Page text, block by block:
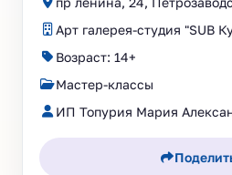
Арт галерея-студия "SUB
Возраст: 14+
Мастер-классы
ИП Топурия Мария